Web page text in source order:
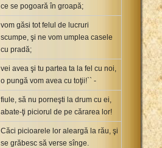
ce se pogoară în groapă;
vom găsi tot felul de lucruri
scumpe, şi ne vom umplea casele
cu pradă;
vei avea şi tu partea ta la fel cu noi,
o pungă vom avea cu toţii!`` -
fiule, să nu porneşti la drum cu ei,
abate-ţi piciorul de pe cărarea lor!
Căci picioarele lor aleargă la rău, şi
se grăbesc să verse sînge.